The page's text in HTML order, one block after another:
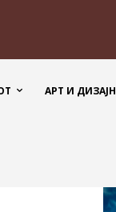
АРТ И ДИЗАЈН